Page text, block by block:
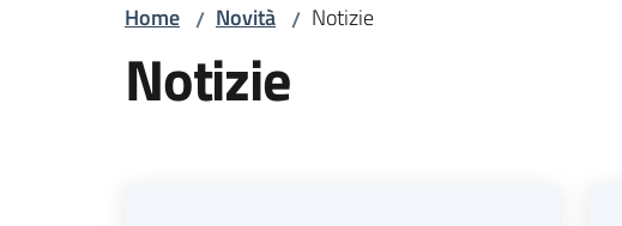
Home / Novità / Notizie
Notizie